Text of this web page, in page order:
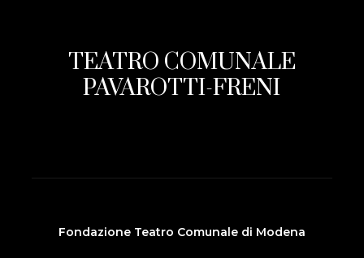
TEATRO COMUNALE
PAVAROTTI-FRENI
Fondazione Teatro Comunale di Modena